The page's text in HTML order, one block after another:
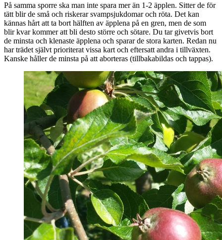
På samma sporre ska man inte spara mer än 1-2 äpplen. Sitter de för
tätt blir de små och riskerar svampsjukdomar och röta. Det kan
kännas hårt att ta bort hälften av äpplena på en gren, men de som
blir kvar kommer att bli desto större och sötare. Du tar givetvis bort
de minsta och klenaste äpplena och sparar de stora karten. Redan nu
har trädet självt prioriterat vissa kart och eftersatt andra i tillväxten.
Kanske håller de minsta på att aborteras (tillbakabildas och tappas).